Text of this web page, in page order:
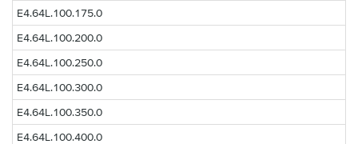
E4.64L.100.175.0
E4.64L.100.200.0
E4.64L.100.250.0
E4.64L.100.300.0
E4.64L.100.350.0
E4.64L.100.400.0